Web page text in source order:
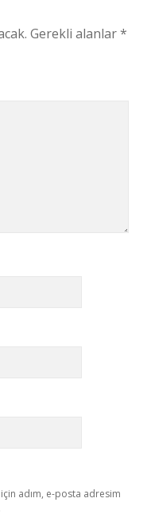
Gerekli alanlar*
adım, e-posta adresim